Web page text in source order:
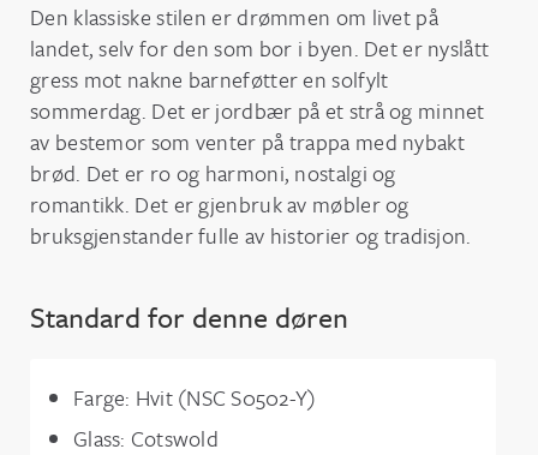
Den klassiske stilen er drømmen om livet på
landet, selv for den som bor i byen. Det er nyslått
gress mot nakne barneføtter en solfylt
sommerdag. Det er jordbær på et strå og minnet
av bestemor som venter på trappa med nybakt
brød. Det er ro og harmoni, nostalgi og
romantikk. Det er gjenbruk av møbler og
bruksgjenstander fulle av historier og tradisjon.
Standard for denne døren
Farge: Hvit (NSC S0502-Y)
Glass: Cotswold